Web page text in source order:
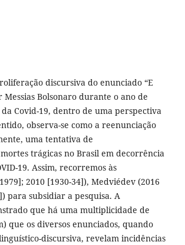
discursiva do enunciado “E
Bolsonaro durante o ano de
Covid-19, dentro de uma perspectiva
observa-se como a reenunciação
uma tentativa de
trágicas no Brasil em decorrência
19. Assim, recorremos às
2010 [1930-34]), Medviédev (2016
para subsidiar a pesquisa. A
que há uma multiplicidade de
que os diversos enunciados, quando
discursiva, revelam incidências